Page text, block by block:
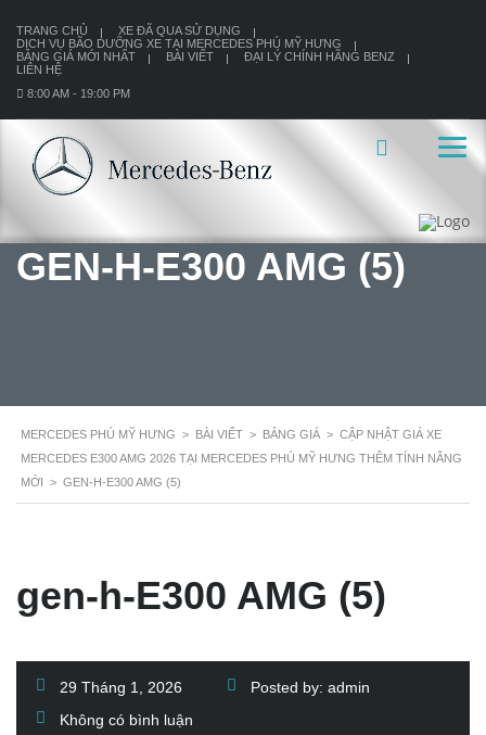
TRANG CHỦ
XE ĐÃ QUA SỬ DỤNG
DỊCH VỤ BÃO DƯỠNG XE TẠI MERCEDES PHÚ MỸ HƯNG
BẢNG GIÁ MỚI NHẤT
BÀI VIẾT
ĐẠI LÝ CHÍNH HÃNG BENZ
LIÊN HỆ
8:00 AM - 19:00 PM
GEN-H-E300 AMG (5)
MERCEDES PHÚ MỸ HƯNG > BÀI VIẾT > BẢNG GIÁ > CẬP NHẬT GIÁ XE
MERCEDES E300 AMG 2026 TẠI MERCEDES PHÚ MỸ HƯNG THÊM TÍNH NĂNG
MỚI
> GEN-H-E300 AMG (5)
gen-h-E300 AMG (5)
29 Tháng 1, 2026 Posted by: admin
Không có bình luận